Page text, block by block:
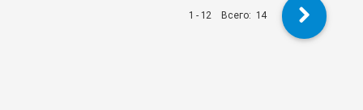
1 - 12 Всего: 14